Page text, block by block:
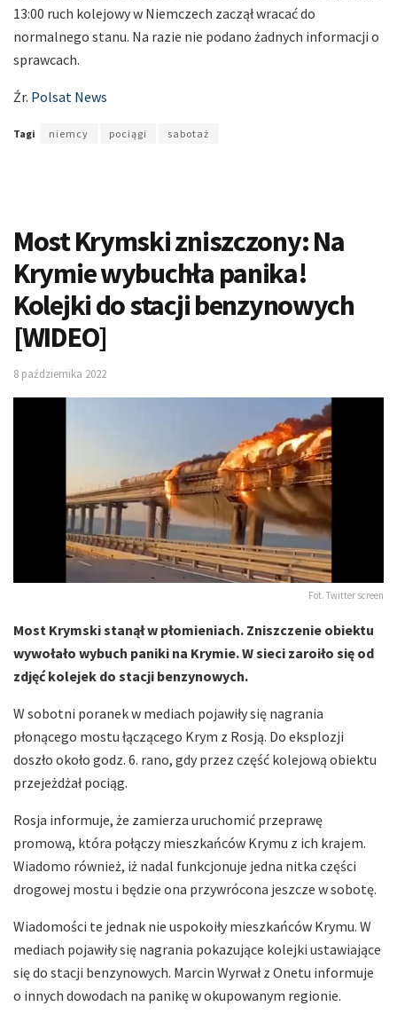
13:00 ruch kolejowy w Niemczech zaczął wracać do
normalnego stanu. Na razie nie podano żadnych informacji o
sprawcach.
Źr. Polsat News
Tagi niemcy pociągi sabotaż
Most Krymski zniszczony: Na
Krymie wybuchła panika!
Kolejki do stacji benzynowych
[WIDEO]
8 października 2022
Fot. Twitter screen
Most Krymski stanął w płomieniach. Zniszczenie obiektu
wywołało wybuch paniki na Krymie. W sieci zaroiło się od
zdjęć kolejek do stacji benzynowych.
W sobotni poranek w mediach pojawiły się nagrania
płonącego mostu łączącego Krym z Rosją. Do eksplozji
doszło około godz. 6. rano, gdy przez część kolejową obiektu
przejeżdżał pociąg.
Rosja informuje, że zamierza uruchomić przeprawę
promową, która połączy mieszkańców Krymu z ich krajem.
Wiadomo również, iż nadal funkcjonuje jedna nitka części
drogowej mostu i będzie ona przywrócona jeszcze w sobotę.
Wiadomości te jednak nie uspokoiły mieszkańców Krymu. W
mediach pojawiły się nagrania pokazujące kolejki ustawiające
się do stacji benzynowych. Marcin Wyrwał z Onetu informuje
o innych dowodach na panikę w okupowanym regionie.